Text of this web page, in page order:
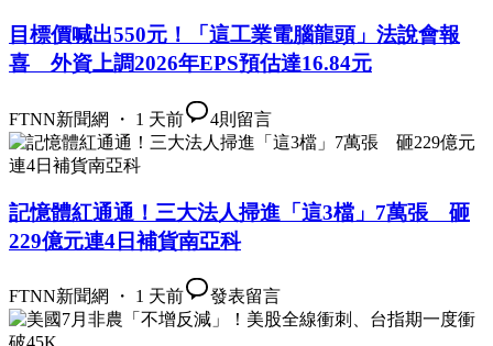
目標價喊出550元！「這工業電腦龍頭」法說會報
喜 外資上調2026年EPS預估達16.84元
FTNN新聞網 ・ 1 天前 4則留言
記憶體紅通通！三大法人掃進「這3檔」7萬張 砸
229億元連4日補貨南亞科
FTNN新聞網 ・ 1 天前 發表留言